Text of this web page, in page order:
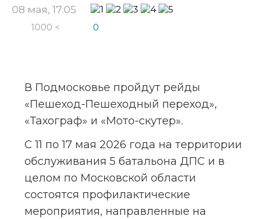
08 мая, 17:05
1000 < 0
В Подмосковье пройдут рейды
«Пешеход-Пешеходный переход»,
«Тахограф» и «Мото-скутер».
С 11 по 17 мая 2026 года на территории
обслуживания 5 батальона ДПС и в
целом по Московской области
состоятся профилактические
мероприятия, направленные на